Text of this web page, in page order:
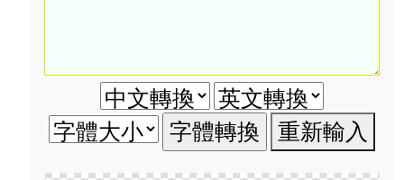
重新輸入